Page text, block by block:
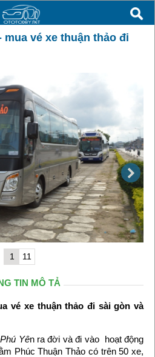
vé xe thuận thảo đi
1 11
TIN MÔ TẢ
vé xe thuận thảo đi sài gòn và
Yên ra đời và đi vào hoạt động
Phúc Thuận Thảo có trên 50 xe,